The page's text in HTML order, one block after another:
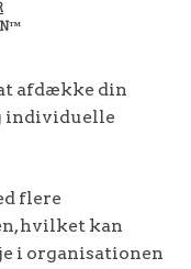
afdække din
individuelle
flere
hvilket kan
i organisationen